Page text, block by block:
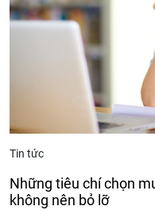
Tin tức
Những tiêu chí chọn
không nên bỏ lỡ